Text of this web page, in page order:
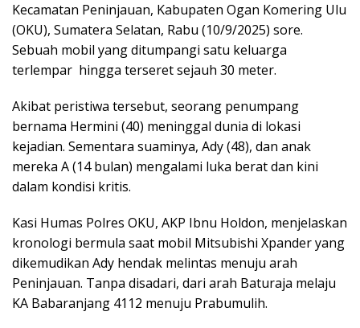
Kecamatan Peninjauan, Kabupaten Ogan Komering Ulu
(OKU), Sumatera Selatan, Rabu (10/9/2025) sore.
Sebuah mobil yang ditumpangi satu keluarga
terlempar hingga terseret sejauh 30 meter.
Akibat peristiwa tersebut, seorang penumpang
bernama Hermini (40) meninggal dunia di lokasi
kejadian. Sementara suaminya, Ady (48), dan anak
mereka A (14 bulan) mengalami luka berat dan kini
dalam kondisi kritis.
Kasi Humas Polres OKU, AKP Ibnu Holdon, menjelaskan
kronologi bermula saat mobil Mitsubishi Xpander yang
dikemudikan Ady hendak melintas menuju arah
Peninjauan. Tanpa disadari, dari arah Baturaja melaju
KA Babaranjang 4112 menuju Prabumulih.